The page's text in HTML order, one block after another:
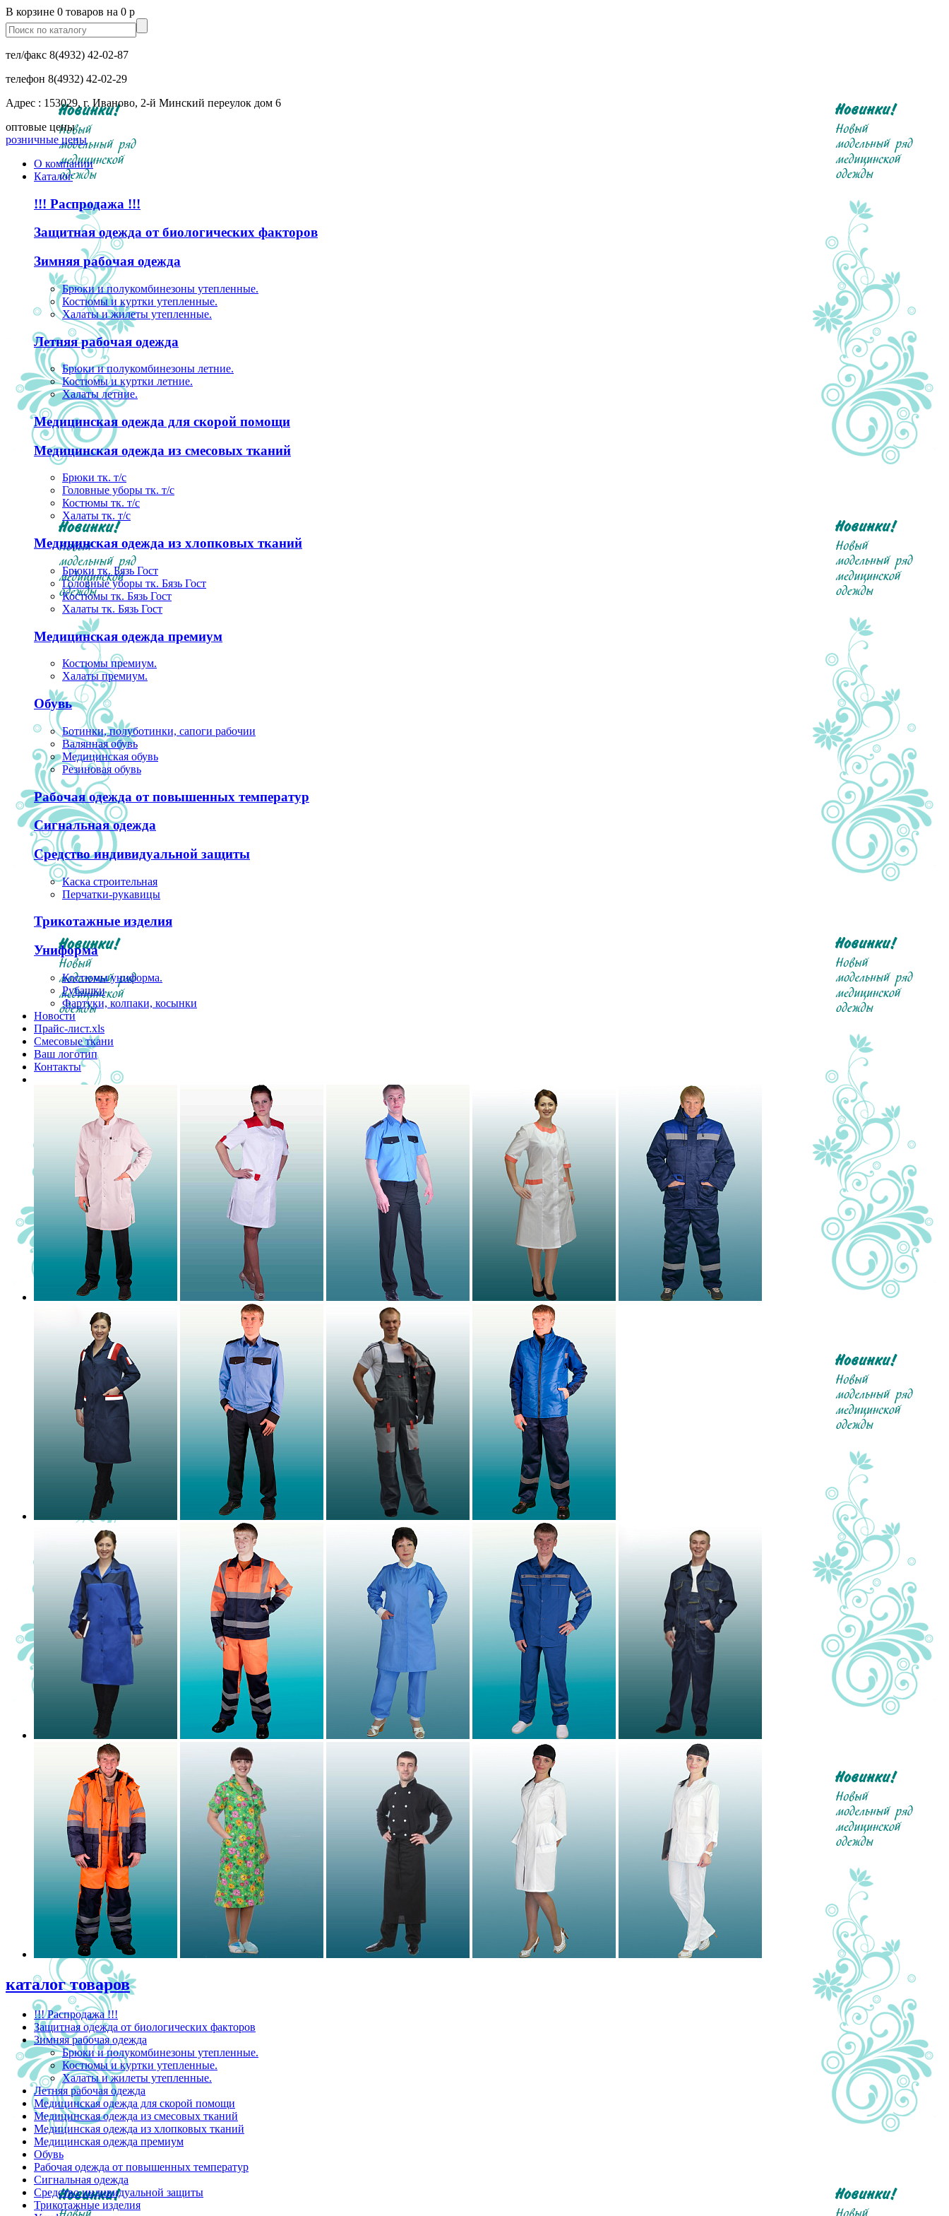
В корзине 0 товаров на 0 р
тел/факс 8(4932) 42-02-87
телефон 8(4932) 42-02-29
Адрес : 153029, г. Иваново, 2-й Минский переулок дом 6
оптовые цены
розничные цены
О компании
Каталог
!!! Распродажа !!!
Защитная одежда от биологических факторов
Зимняя рабочая одежда
Брюки и полукомбинезоны утепленные.
Костюмы и куртки утепленные.
Халаты и жилеты утепленные.
Летняя рабочая одежда
Брюки и полукомбинезоны летние.
Костюмы и куртки летние.
Халаты летние.
Медицинская одежда для скорой помощи
Медицинская одежда из смесовых тканий
Брюки тк. т/с
Головные уборы тк. т/с
Костюмы тк. т/с
Халаты тк. т/с
Медицинская одежда из хлопковых тканий
Брюки тк. Бязь Гост
Головные уборы тк. Бязь Гост
Костюмы тк. Бязь Гост
Халаты тк. Бязь Гост
Медицинская одежда премиум
Костюмы премиум.
Халаты премиум.
Обувь
Ботинки, полуботинки, сапоги рабочии
Валянная обувь
Медицинская обувь
Резиновая обувь
Рабочая одежда от повышенных температур
Сигнальная одежда
Средство индивидуальной защиты
Каска строительная
Перчатки-рукавицы
Трикотажные изделия
Униформа
Костюмы униформа.
Рубашки
Фартуки, колпаки, косынки
Новости
Прайс-лист.xls
Смесовые ткани
Ваш логотип
Контакты
каталог товаров
!!! Распродажа !!!
Защитная одежда от биологических факторов
Зимняя рабочая одежда
Брюки и полукомбинезоны утепленные.
Костюмы и куртки утепленные.
Халаты и жилеты утепленные.
Летняя рабочая одежда
Медицинская одежда для скорой помощи
Медицинская одежда из смесовых тканий
Медицинская одежда из хлопковых тканий
Медицинская одежда премиум
Обувь
Рабочая одежда от повышенных температур
Сигнальная одежда
Средство индивидуальной защиты
Трикотажные изделия